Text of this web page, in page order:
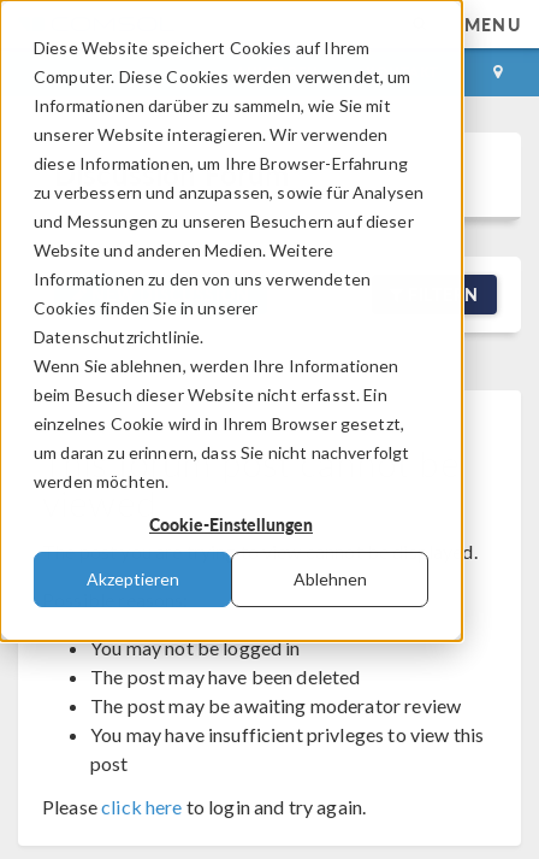
Diese Website speichert Cookies auf Ihrem
Computer. Diese Cookies werden verwendet, um
Informationen darüber zu sammeln, wie Sie mit
unserer Website interagieren. Wir verwenden
diese Informationen, um Ihre Browser-Erfahrung
zu verbessern und anzupassen, sowie für Analysen
und Messungen zu unseren Besuchern auf dieser
Website und anderen Medien. Weitere
Informationen zu den von uns verwendeten
Cookies finden Sie in unserer
Datenschutzrichtlinie.
Wenn Sie ablehnen, werden Ihre Informationen
beim Besuch dieser Website nicht erfasst. Ein
einzelnes Cookie wird in Ihrem Browser gesetzt,
um daran zu erinnern, dass Sie nicht nachverfolgt
werden möchten.
Cookie-Einstellungen
Akzeptieren Ablehnen
MENU
ANMELDEN KONTAKT
Discussion Forum
FILTERN
This forum post cannot be
viewed
The post you are trying to view cannot be displayed.
You may not be logged in
The post may have been deleted
The post may be awaiting moderator review
You may have insufficient privleges to view this
post
Pleaseclick here to login and try again.